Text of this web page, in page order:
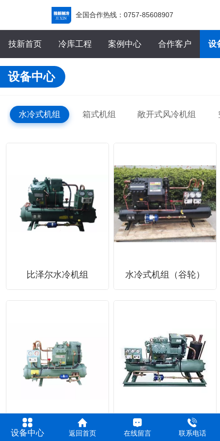
全国合作热线：0757-85608907
技新首页 冷库工程 案例中心 合作客户 设
设备中心
水冷式机组 箱式机组 敞开式风冷机组
比泽尔水冷机组 水冷式机组（谷轮）
水冷式冷库机组 水冷式冷库机组
设备中心 返回首页 在线留言 联系电话